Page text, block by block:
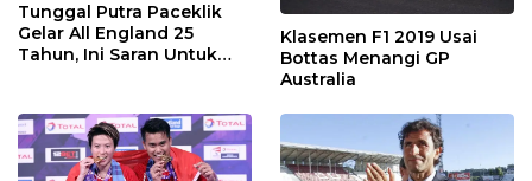
Tunggal Putra Paceklik
Gelar All England 25
Tahun, Ini Saran Untuk
Klasemen F1 2019 Usai
Bottas Menangi GP
Australia